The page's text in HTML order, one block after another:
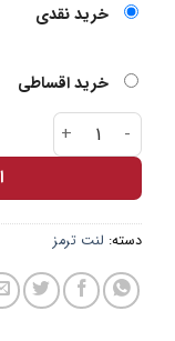
خرید نقدی
خرید اقساطی
لنت جلو ورنا - جک J3 سرامیکی BHB عدد
دسته:لنت ترمز